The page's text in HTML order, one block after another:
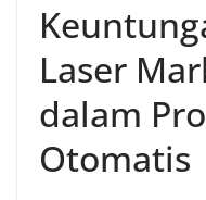
Laser
dalam
Otomatis